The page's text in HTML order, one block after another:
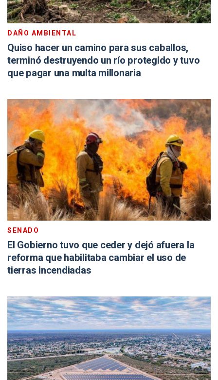
DAÑO AMBIENTAL
Quiso hacer un camino para sus caballos,
terminó destruyendo un río protegido y tuvo
que pagar una multa millonaria
SENADO
El Gobierno tuvo que ceder y dejó afuera la
reforma que habilitaba cambiar el uso de
tierras incendiadas